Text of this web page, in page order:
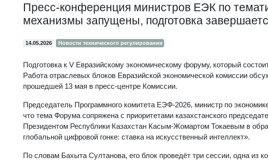
Пресс-конференция министров ЕЭК по
механизмы запущены, подготовка
14.05.2026 Новости технического регулирования
Подготовка к V Евразийскому экономическому форуму, который
Работа отраслевых блоков Евразийской экономической комиссии
прошедшей 13 мая в пресс-центре Комиссии.
Председатель Программного комитета ЕЭФ-2026, министр по
что тема Форума сопряжена с приоритетами казахстанского
Президентом Республики Казахстан Касым-Жомартом Токаевым в
глобальной цифровой гонке: ставка на искусственный интеллект».
По словам Бахыта Султанова, его блок проведёт три сессии, одна